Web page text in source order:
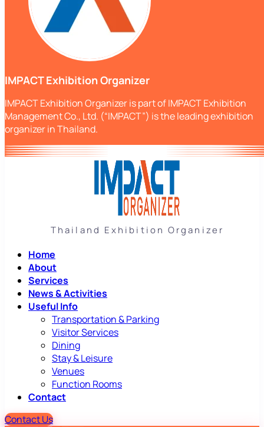
IMPACT Exhibition Organizer
IMPACT Exhibition Organizer is part of IMPACT Exhibition
Management Co., Ltd. (“IMPACT”) is the leading exhibition
organizer in Thailand.
Thailand Exhibition Organizer
Home
About
Services
News & Activities
Useful Info
Transportation & Parking
Visitor Services
Dining
Stay & Leisure
Venues
Function Rooms
Contact
Contact Us